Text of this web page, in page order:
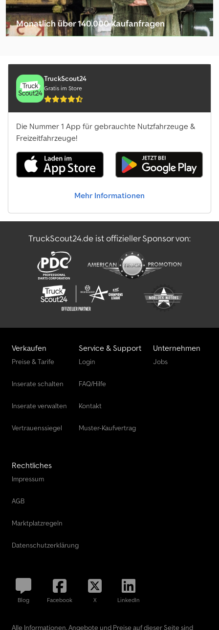
Monatlich über 140.000 Kaufanfragen
TruckScout24
Gratis im Store
Die Nummer 1 App für gebrauchte Nutzfahrzeuge &
Freizeitfahrzeuge!
Mehr Informationen
TruckScout24.de ist offizieller Sponsor von:
Verkaufen
Preise & Tarife
Inserate schalten
Inserate verwalten
Vertrauenssiegel
Service & Support
Login
FAQ/Hilfe
Kontakt
Muster-Kaufvertrag
Unternehmen
Jobs
Rechtliches
Impressum
AGB
Marktplatzregeln
Datenschutzerklärung
Blog Facebook X LinkedIn
Alle Informationen, Angebote und Preise auf dieser Seite sind